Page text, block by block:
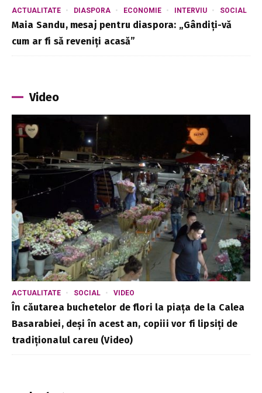
ACTUALITATE DIASPORA ECONOMIE INTERVIU SOCIAL
Maia Sandu, mesaj pentru diaspora: „Gândiți-vă
cum ar fi să reveniți acasă”
Video
ACTUALITATE SOCIAL VIDEO
În căutarea buchetelor de flori la piața de la Calea
Basarabiei, deși în acest an, copiii vor fi lipsiți de
tradiționalul careu (Video)